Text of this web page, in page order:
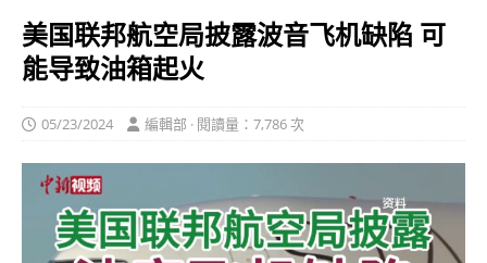
美国联邦航空局披露波音飞机缺陷 可
能导致油箱起火
05/23/2024 編輯部 · 閱讀量：7,786 次